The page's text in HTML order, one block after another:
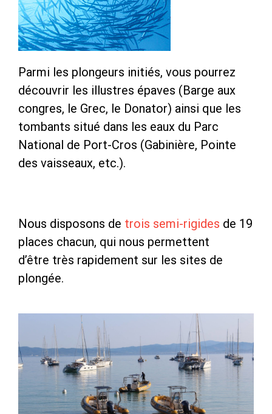
Parmi les plongeurs initiés, vous pourrez
découvrir les illustres épaves (Barge aux
congres, le Grec, le Donator) ainsi que les
tombants situé dans les eaux du Parc
National de Port-Cros (Gabinière, Pointe
des vaisseaux, etc.).
Nous disposons de trois semi-rigides de 19
places chacun, qui nous permettent
d’être très rapidement sur les sites de
plongée.